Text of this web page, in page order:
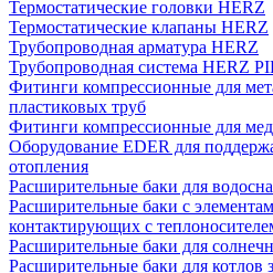
Термостатические головки HERZ
Термостатические клапаны HERZ
Трубопроводная арматура HERZ
Трубопроводная система HERZ
Фитинги компрессионные для
пластиковых труб
Фитинги компрессионные для
Оборудование EDER для
отопления
Расширительные баки для
Расширительные баки с
контактирующих с
Расширительные баки для
Расширительные баки для котлов